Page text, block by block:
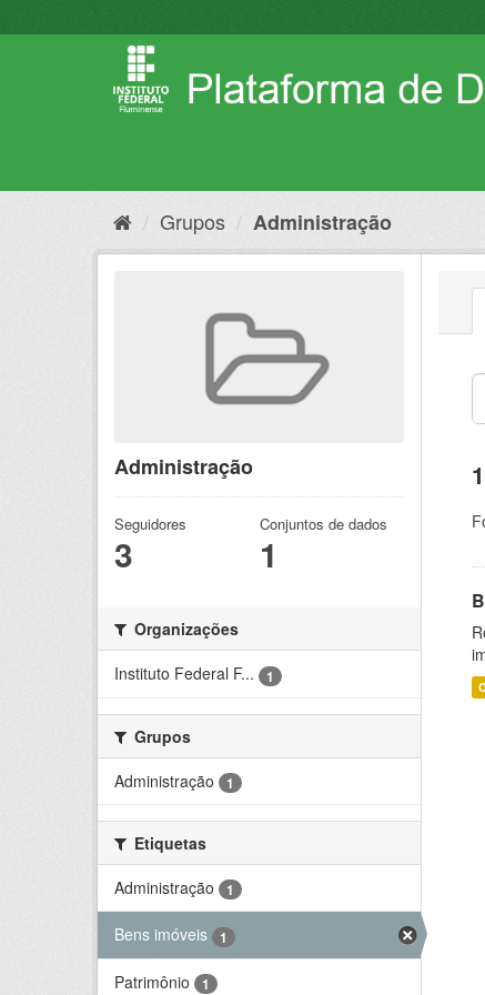
para
Grupos Administração
Administração
Seguidores
3
Conjuntos de dados
1
Organizações
Instituto Federal F...
1
Grupos
Administração
1
Etiquetas
Administração
1
Bens imóveis 1
Patrimônio 1